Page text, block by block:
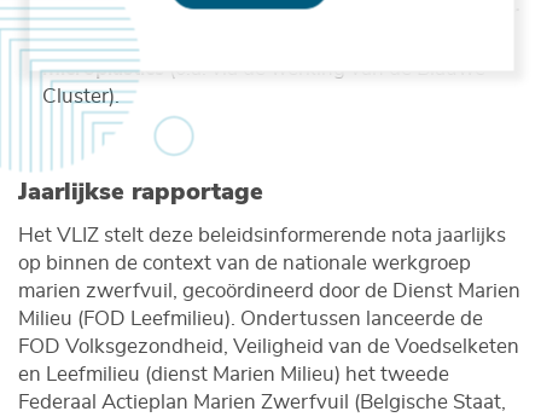
Vanuit deze hoek wordtingezet op onderzoek naar
innovatieve oplossingen voor marien zwerfvuil en
microplastics (o.a. via de werking van de Blauwe
Cluster).
Jaarlijkse rapportage
Het VLIZ stelt deze beleidsinformerende nota jaarlijks
op binnen de context van de nationale werkgroep
marien zwerfvuil, gecoördineerd door de Dienst Marien
Milieu (FOD Leefmilieu). Ondertussen lanceerde de
FOD Volksgezondheid, Veiligheid van de Voedselketen
en Leefmilieu (dienst Marien Milieu) het tweede
Federaal Actieplan Marien Zwerfvuil (Belgische Staat,